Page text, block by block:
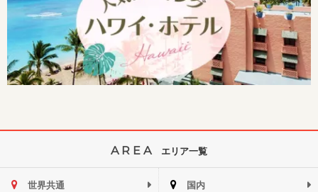
AREA エリア一覧
世界共通 国内